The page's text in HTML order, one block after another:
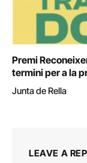
Premi
termini per a la
Junta de Rella
LEAVE A